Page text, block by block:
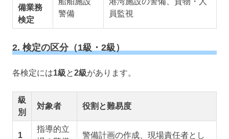
備業務
検定
警備
員監視
2. 検定の区分（1級・2級）
各検定には1級と2級があります。
級
別
対象者 役割と難易度
1
指導的立
警備計画の作成、現場責任者とし